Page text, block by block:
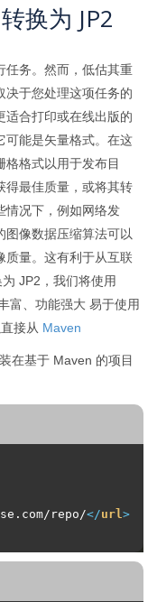
换为 JP2
任务。然而，低估其重
决于您处理这项任务的
适合打印或在线出版的
可能是矢量格式。在这
格格式以用于发布目
得最佳质量，或将其转
情况下，例如网络发
图像数据压缩算法可以
质量。这有利于从互联
JP2，我们将使用
富、功能强大 易于使用
接从 Maven
在基于 Maven 的项目
repo/</url >